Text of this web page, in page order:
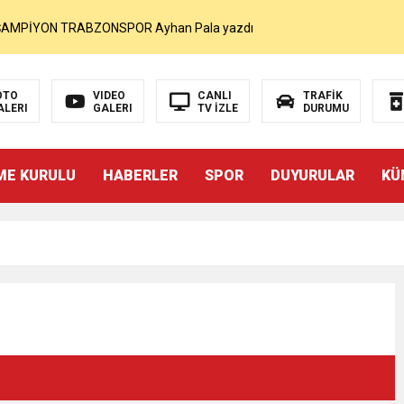
MOHAMED SALAH VE ŞAMPİYON TRABZONSPOR Ayhan Pala yazdı
Muammer Sarıdoğan’a Beşikdüzü’nde hayırlı olsun ziyareti
SUÇ DUYURUSU : TFF YARGIDA
VIDEO
GALERI
CANLI
TV İZLE
TRAFİK
DURUMU
KURULU HABERLER SPOR DUYURULAR